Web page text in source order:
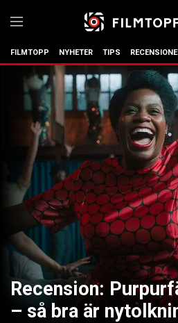
FILMTOPP NYHETER TIPS
Recension:
– så bra är